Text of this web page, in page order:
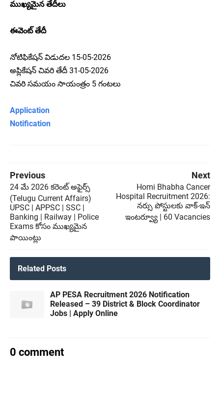
ముఖ్యమైన తేదీలు
ఈవెంట్ తేదీ
నోటిఫికేషన్ విడుదల 15-05-2026
అప్లికేషన్ చివరి తేదీ 31-05-2026
చివరి సమయం సాయంత్రం 5 గంటలు
Application
Notification
Previous
24 మే 2026 కరెంట్ అఫైర్స్
(Telugu Current Affairs)
UPSC | APPSC | SSC |
Banking | Railway | Police
Exams కోసం ముఖ్యమైన
పాయింట్లు
Next
Homi Bhabha Cancer
Hospital Recruitment 2026:
నర్సు పోస్టులకు వాక్-ఇన్
ఇంటర్వ్యూ | 60 Vacancies
Related Posts
AP PESA Recruitment 2026 Notification
Released – 39 District & Block Coordinator
Jobs | Apply Online
0 comment